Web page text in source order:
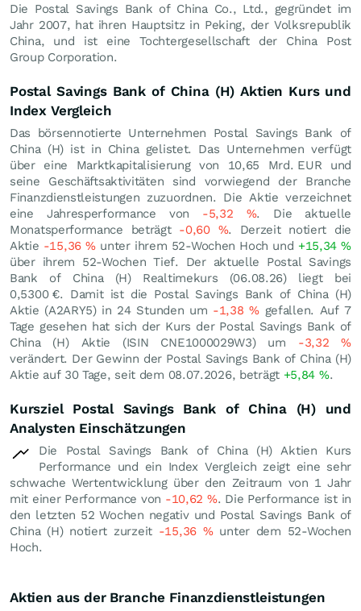
Die Postal Savings Bank of China Co., Ltd., gegründet im
Jahr 2007, hat ihren Hauptsitz in Peking, der Volksrepublik
China, und ist eine Tochtergesellschaft der China Post
Group Corporation.
Postal Savings Bank of China (H) Aktien Kurs und
Index Vergleich
Das börsennotierte Unternehmen Postal Savings Bank of
China (H) ist in China gelistet. Das Unternehmen verfügt
über eine Marktkapitalisierung von 10,65 Mrd. EUR und
seine Geschäftsaktivitäten sind vorwiegend der Branche
Finanzdienstleistungen zuzuordnen. Die Aktie verzeichnet
eine Jahresperformance von -5,32 %. Die aktuelle
Monatsperformance beträgt -0,60 %. Derzeit notiert die
Aktie -15,36%unter ihrem 52-Wochen Hoch und +15,34%
über ihrem 52-Wochen Tief. Der aktuelle Postal Savings
Bank of China (H) Realtimekurs (06.08.26) liegt bei
0,5300 €. Damit ist die Postal Savings Bank of China (H)
Aktie (A2ARY5) in 24 Stunden um -1,38%gefallen. Auf 7
Tage gesehen hat sich der Kurs der Postal Savings Bank of
China (H) Aktie (ISIN CNE1000029W3) um -3,32%
verändert. Der Gewinn der Postal Savings Bank of China (H)
Aktie auf 30 Tage, seit dem 08.07.2026, beträgt +5,84 %.
Kursziel Postal Savings Bank of China (H) und
Analysten Einschätzungen
Die Postal Savings Bank of China (H) Aktien Kurs
Performance und ein Index Vergleich zeigt eine sehr
schwache Wertentwicklung über den Zeitraum von 1 Jahr
mit einer Performance von -10,62 %. Die Performance ist in
den letzten 52 Wochen negativ und Postal Savings Bank of
China (H) notiert zurzeit -15,36 %unter dem 52-Wochen
Hoch.
Aktien aus der Branche Finanzdienstleistungen